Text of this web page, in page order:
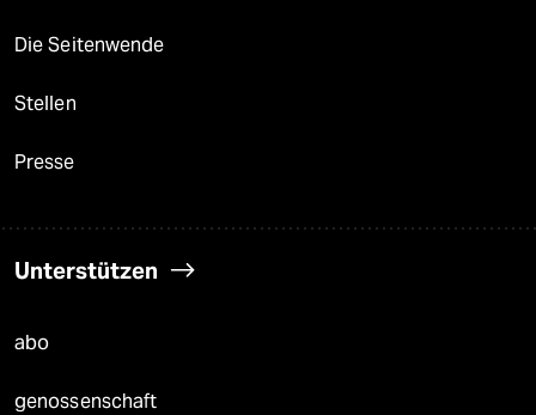
Die Seitenwende
Stellen
Presse
Unterstützen
abo
genossenschaft